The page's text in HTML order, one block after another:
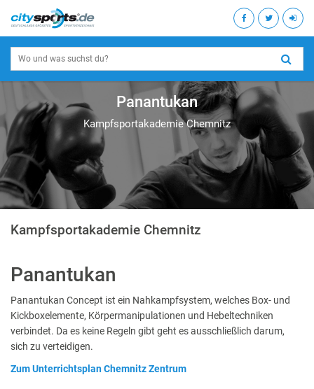
Panantukan
Kampfsportakademie Chemnitz
Kampfsportakademie Chemnitz
Panantukan
Panantukan Concept ist ein Nahkampfsystem, welches Box- und
Kickboxelemente, Körpermanipulationen und Hebeltechniken
verbindet. Da es keine Regeln gibt geht es ausschließlich darum,
sich zu verteidigen.
Zum Unterrichtsplan Chemnitz Zentrum